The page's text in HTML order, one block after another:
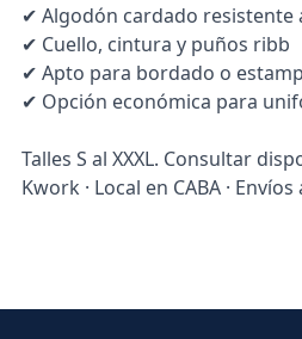
✔ Algodón cardado resistente
✔ Cuello, cintura y puños ribb
✔ Apto para bordado o
✔ Opción económica para
Talles S al XXXL. Consultar
Kwork · Local en CABA ·